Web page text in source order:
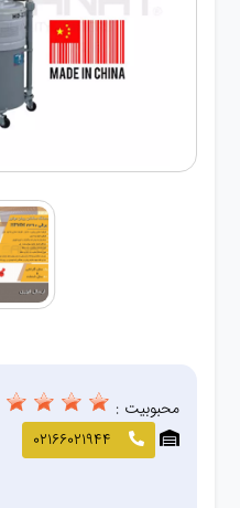
دیاگ
لوازم
محبوبیت :
02166021944